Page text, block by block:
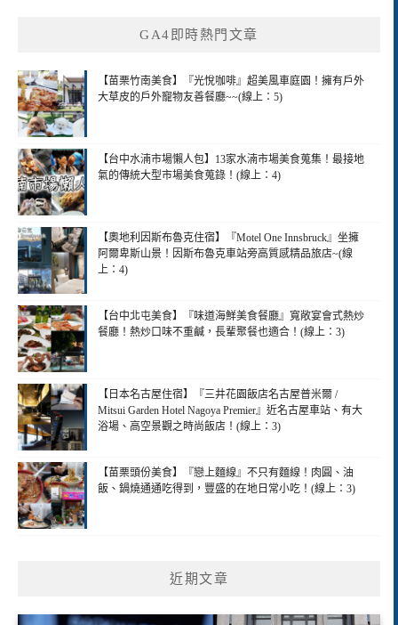
GA4即時熱門文章
【苗栗竹南美食】『光悅咖啡』超美風車庭園！擁有戶外
大草皮的戶外寵物友善餐廳~~(線上：5)
【台中水湳市場懶人包】13家水湳市場美食蒐集！最接地
氣的傳統大型市場美食蒐錄！(線上：4)
【奧地利因斯布魯克住宿】『Motel One Innsbruck』坐擁
阿爾卑斯山景！因斯布魯克車站旁高質感精品旅店~(線
上：4)
【台中北屯美食】『味道海鮮美食餐廳』寬敞宴會式熱炒
餐廳！熱炒口味不重鹹，長輩聚餐也適合！(線上：3)
【日本名古屋住宿】『三井花園飯店名古屋普米爾 /
Mitsui Garden Hotel Nagoya Premier』近名古屋車站、有大
浴場、高空景觀之時尚飯店！(線上：3)
【苗栗頭份美食】『戀上麵線』不只有麵線！肉圓、油
飯、鍋燒通通吃得到，豐盛的在地日常小吃！(線上：3)
近期文章